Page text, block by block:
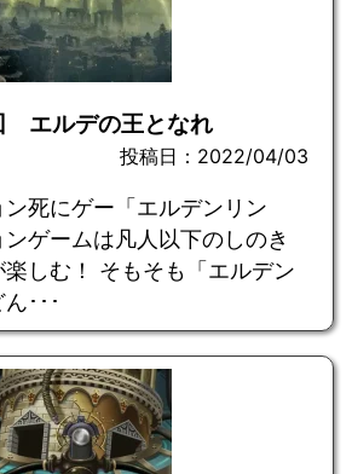
エルデの王となれ
投稿日：2022/04/03
死にゲー「エルデンリン
ゲームは凡人以下のしのき
しむ！ そもそも「エルデン
･･･